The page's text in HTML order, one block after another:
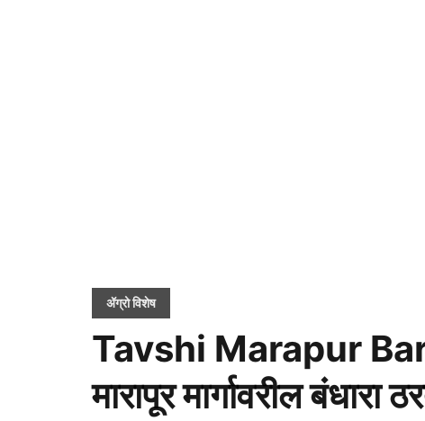
ॲग्रो विशेष
Tavshi Marapur
मारापूर मार्गावरील बंधारा